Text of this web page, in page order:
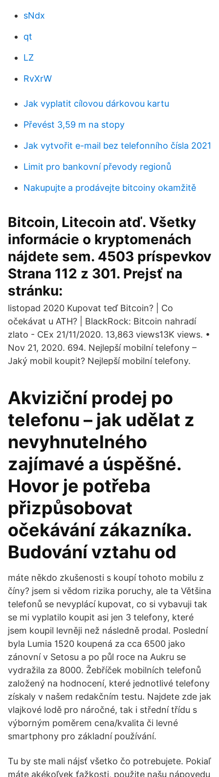
sNdx
qt
LZ
RvXrW
Jak vyplatit cílovou dárkovou kartu
Převést 3,59 m na stopy
Jak vytvořit e-mail bez telefonního čísla 2021
Limit pro bankovní převody regionů
Nakupujte a prodávejte bitcoiny okamžitě
Bitcoin, Litecoin atď. Všetky
informácie o kryptomenách
nájdete sem. 4503 príspevkov
Strana 112 z 301. Prejsť na
stránku:
listopad 2020 Kupovat teď Bitcoin? | Co
očekávat u ATH? | BlackRock: Bitcoin nahradí
zlato - CEx 21/11/2020. 13,863 views13K views. •
Nov 21, 2020. 694. Nejlepší mobilní telefony –
Jaký mobil koupit? Nejlepší mobilní telefony.
Akviziční prodej po
telefonu – jak udělat z
nevyhnutelného
zajímavé a úspěšné.
Hovor je potřeba
přizpůsobovat
očekávání zákazníka.
Budování vztahu od
máte někdo zkušenosti s koupí tohoto mobilu z
číny? jsem si vědom rizika poruchy, ale ta Většina
telefonů se nevyplácí kupovat, co si vybavuji tak
se mi vyplatilo koupit asi jen 3 telefony, které
jsem koupil levněji než následně prodal. Poslední
byla Lumia 1520 koupená za cca 6500 jako
zánovní v Setosu a po půl roce na Aukru se
vydražila za 8000. Žebříček mobilních telefonů
založený na hodnocení, které jednotlivé telefony
získaly v našem redakčním testu. Najdete zde jak
vlajkové lodě pro náročné, tak i střední třídu s
výborným poměrem cena/kvalita či levné
smartphony pro základní používání.
Tu by ste mali nájsť všetko čo potrebujete. Pokiaľ
máte akékoľvek ťažkosti, použite našu nápovedu